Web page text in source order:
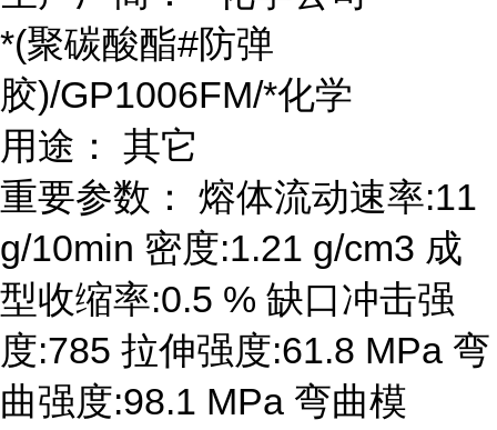
*(聚碳酸酯#防弹
胶)/GP1006FM/*化学
用途： 其它
重要参数： 熔体流动速率:11
g/10min 密度:1.21 g/cm3 成
型收缩率:0.5 % 缺口冲击强
度:785 拉伸强度:61.8 MPa 弯
曲强度:98.1 MPa 弯曲模